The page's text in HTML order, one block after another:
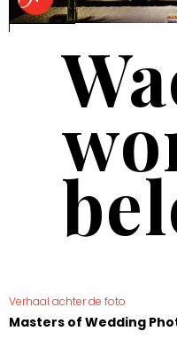
Verhaal achter de foto
Masters of Wedding